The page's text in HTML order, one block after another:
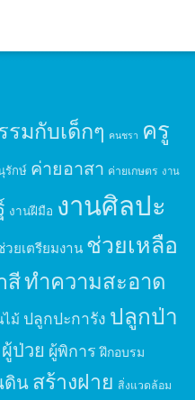
รมกับเด็กๆ คนชรา ครู
รักษ์ ค่ายอาสา ค่ายเกษตร งาน
งานฝีมือ งานศิลปะ
วยเตรียมงาน ช่วยเหลือ
สีทำความสะอาด
ม้ ปลูกปะการัง ปลูกป่า
ผู้ป่วย ผู้พิการ ฝึกอบรม
ดินสร้างฝาย สิ่งแวดล้อม